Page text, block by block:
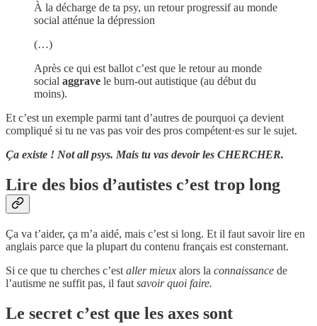
À la décharge de ta psy, un retour progressif au monde
social atténue la dépression
(…)
Après ce qui est ballot c’est que le retour au monde
social aggrave le burn-out autistique (au début du
moins).
Et c’est un exemple parmi tant d’autres de pourquoi ça devient
compliqué si tu ne vas pas voir des pros compétent·es sur le sujet.
Ça existe ! Not all psys. Mais tu vas devoir les CHERCHER.
Lire des bios d’autistes c’est trop long
Ça va t’aider, ça m’a aidé, mais c’est si long. Et il faut savoir lire en
anglais parce que la plupart du contenu français est consternant.
Si ce que tu cherches c’est aller mieux alors la connaissance de
l’autisme ne suffit pas, il faut savoir quoi faire.
Le secret c’est que les axes sont